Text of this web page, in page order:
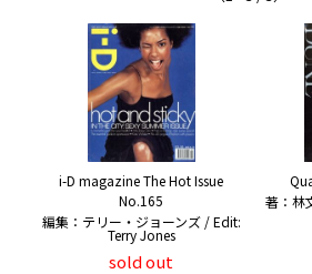
i-D magazine The Hot Issue
No.165
編集：テリー・ジョーンズ / Edit:
Terry Jones
sold out
著：林